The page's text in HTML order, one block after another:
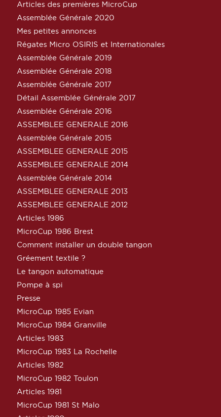
Articles des premières MicroCup
Assemblée Générale 2020
Mes petites annonces
Régates Micro OSIRIS et Internationales
Assemblée Générale 2019
Assemblée Générale 2018
Assemblée Générale 2017
Détail Assemblée Générale 2017
Assemblée Générale 2016
ASSEMBLEE GENERALE 2016
Assemblée Générale 2015
ASSEMBLEE GENERALE 2015
ASSEMBLEE GENERALE 2014
Assemblée Générale 2014
ASSEMBLEE GENERALE 2013
ASSEMBLEE GENERALE 2012
Articles 1986
MicroCup 1986 Brest
Comment installer un double tangon
Gréement textile ?
Le tangon automatique
Pompe à spi
Presse
MicroCup 1985 Evian
MicroCup 1984 Granville
Articles 1983
MicroCup 1983 La Rochelle
Articles 1982
MicroCup 1982 Toulon
Articles 1981
MicroCup 1981 St Malo